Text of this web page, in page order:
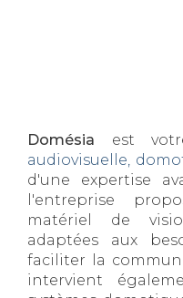
Domésia est
audiovisuelle,
d'une expertise
l'entreprise
matériel de
adaptées aux
faciliter la
intervient